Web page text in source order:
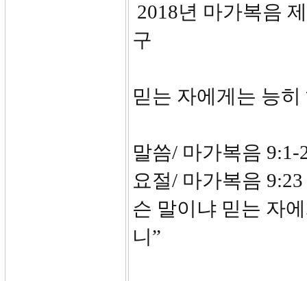
2018년
구
믿는 자에게는 능
말씀/ 마가복음 9:1-
요절/ 마가복음
슨 말이냐 믿는 자
니”